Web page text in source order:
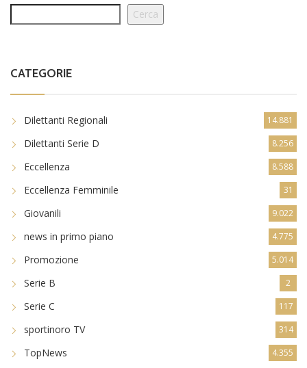
Cerca
CATEGORIE
Dilettanti Regionali 14.881
Dilettanti Serie D 8.256
Eccellenza 8.588
Eccellenza Femminile 31
Giovanili 9.022
news in primo piano 4.775
Promozione 5.014
Serie B 2
Serie C 117
sportinoro TV 314
TopNews 4.355